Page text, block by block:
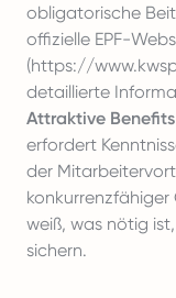
obligatorische
offizielle EPF-
(https://
detaillierte
Attraktive
erfordert
der
konkurrenzfähiger
weiß, was nötig
sichern.